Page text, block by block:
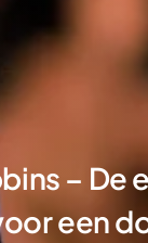
– De
een